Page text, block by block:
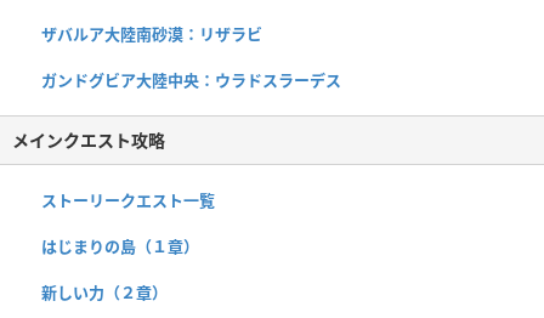
ザバルア大陸南砂漠：リザラビ
ガンドグビア大陸中央：ウラドスラーデス
メインクエスト攻略
ストーリークエスト一覧
はじまりの島（１章）
新しい力（２章）